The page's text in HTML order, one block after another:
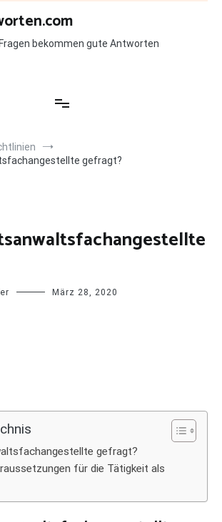
bekommen gute Antworten
gefragt?
März 28, 2020
gefragt?
für die Tätigkeit als